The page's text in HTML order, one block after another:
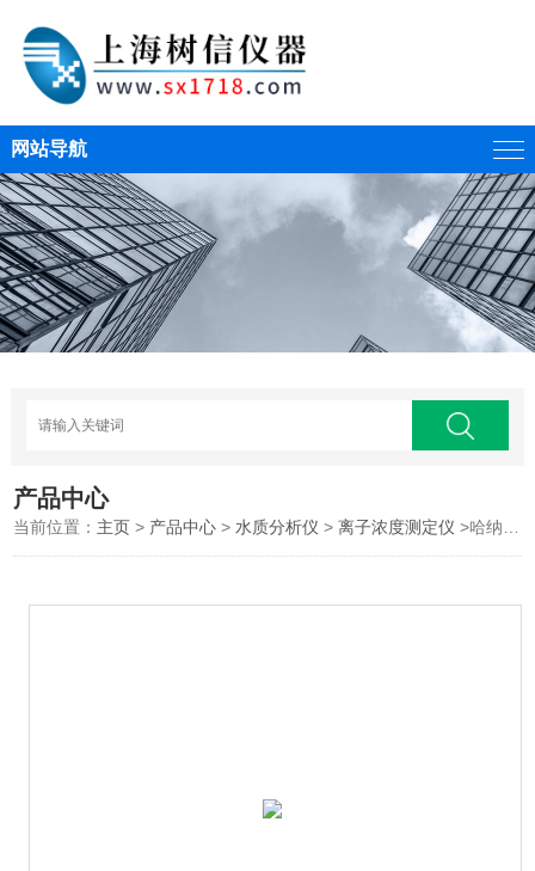
网站导航
产品中心
当前位置： 主页 > 产品中心 >水质分析仪 >离子浓度测定仪 >哈纳HI96733微电脑氨氮（HR）浓度测定仪